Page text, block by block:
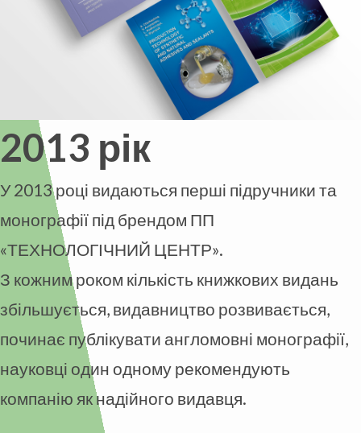
2013 рік
У 2013 році видаються перші підручники та
монографії під брендом ПП
«ТЕХНОЛОГІЧНИЙ ЦЕНТР».
З кожним роком кількість книжкових видань
збільшується, видавництво розвивається,
починає публікувати англомовні монографії,
науковці один одному рекомендують
компанію як надійного видавця.